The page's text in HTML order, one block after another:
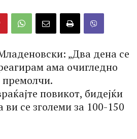
„Два дена се
ама очигледно
премолчи.
повикот, бидејќи
се зголеми за 100-150